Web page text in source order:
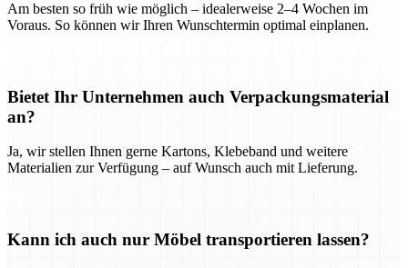
Am besten so früh wie möglich – idealerweise 2–4 Wochen im
Voraus. So können wir Ihren Wunschtermin optimal einplanen.
Bietet Ihr Unternehmen auch Verpackungsmaterial
an?
Ja, wir stellen Ihnen gerne Kartons, Klebeband und weitere
Materialien zur Verfügung – auf Wunsch auch mit Lieferung.
Kann ich auch nur Möbel transportieren lassen?